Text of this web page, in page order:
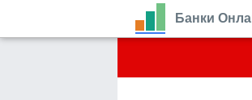
Банки